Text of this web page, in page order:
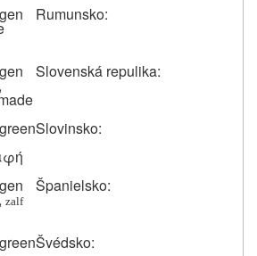
Rumunsko:
Slovenská repulika:
Slovinsko:
zalf
Španielsko:
Švédsko: